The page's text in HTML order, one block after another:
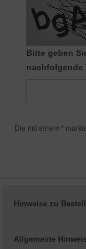
Bitte geben
nachfolgende
Die mit einem *
Hinweise zu
Allgemeine